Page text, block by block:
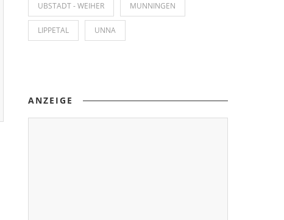
UBSTADT - WEIHER MUNNINGEN
LIPPETAL UNNA
ANZEIGE